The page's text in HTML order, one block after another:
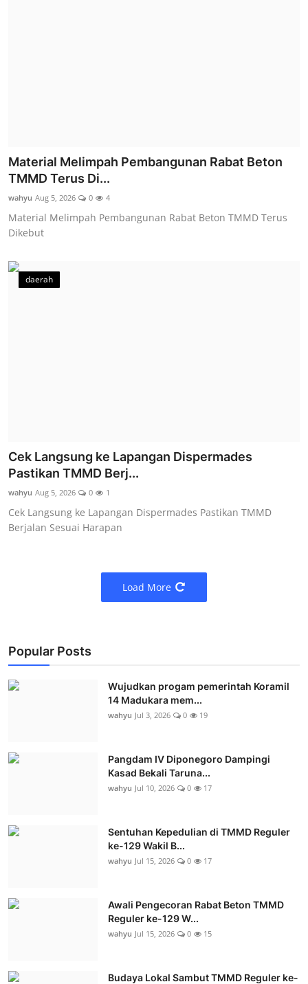
Material Melimpah Pembangunan Rabat Beton
TMMD Terus Di...
wahyu Aug 5, 2026 0 4
Material Melimpah Pembangunan Rabat Beton TMMD Terus
Dikebut
daerah
Cek Langsung ke Lapangan Dispermades
Pastikan TMMD Berj...
wahyu Aug 5, 2026 0 1
Cek Langsung ke Lapangan Dispermades Pastikan TMMD
Berjalan Sesuai Harapan
Load More
Popular Posts
Wujudkan progam pemerintah Koramil
14 Madukara mem...
wahyu Jul 3, 2026 0 19
Pangdam IV Diponegoro Dampingi
Kasad Bekali Taruna...
wahyu Jul 10, 2026 0 17
Sentuhan Kepedulian di TMMD Reguler
ke-129 Wakil B...
wahyu Jul 15, 2026 0 17
Awali Pengecoran Rabat Beton TMMD
Reguler ke-129 W...
wahyu Jul 15, 2026 0 15
Budaya Lokal Sambut TMMD Reguler ke-